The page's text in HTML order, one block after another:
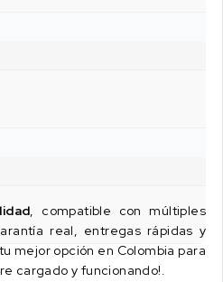
, compatible con múltiples
real, entregas rápidas y
mejor opción en Colombia para
cargado y funcionando!.